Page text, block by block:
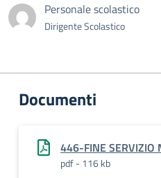
Personale scolastico
Dirigente Scolastico
Documenti
446-FINE SERVIZIO
pdf - 116 kb